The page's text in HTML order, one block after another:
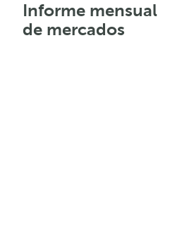
Informe mensual
de mercados